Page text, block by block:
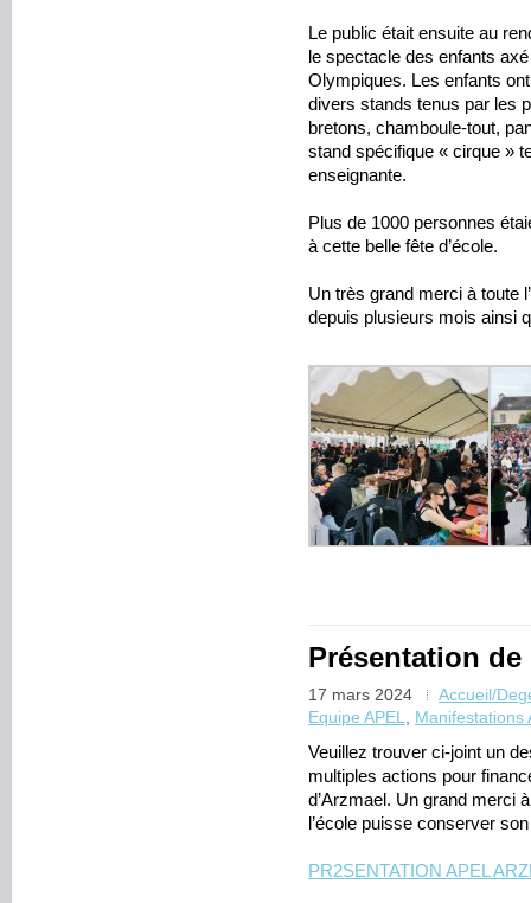
Le public était ensuite au
le spectacle des enfants
Olympiques. Les enfants
divers stands tenus par les
bretons, chamboule-tout,
stand spécifique « cirque »
enseignante.
Plus de 1000 personnes
à cette belle fête d’école.
Un très grand merci à toute
depuis plusieurs mois ainsi
Présentation de
17 mars 2024
Accueil/
Equipe APEL, Manifestations
Veuillez trouver ci-joint un
multiples actions pour
d’Arzmael. Un grand merci
l’école puisse conserver
PR2SENTATION APEL